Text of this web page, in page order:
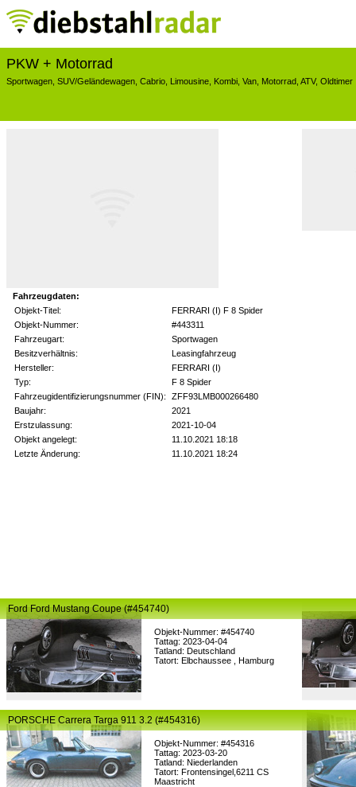
PKW + Motorrad
Sportwagen SUV/Geländewagen Cabrio Limousine Kombi Van Motorrad ATV, Oldtimer
Fahrzeugdaten:
Objekt-Titel:
FERRARI (I) F 8 Spider
Objekt-Nummer:
#443311
Fahrzeugart:
Sportwagen
Besitzverhältnis:
Leasingfahrzeug
Hersteller:
FERRARI (I)
Typ:
F 8 Spider
Fahrzeugidentifizierungsnummer (FIN):
ZFF93LMB000266480
Baujahr:
2021
Erstzulassung:
2021-10-04
Objekt angelegt:
11.10.2021 18:18
Letzte Änderung:
11.10.2021 18:24
Objekt-Nummer: #454740
Tattag: 2023-04-04
Tatland: Deutschland
Tatort: Elbchaussee , Hamburg
Ford Ford Mustang Coupe (#454740)
Objekt-Nummer: #454316
Tattag: 2023-03-20
Tatland: Niederlanden
Tatort: Frontensingel,6211 CS
Maastricht
PORSCHE Carrera Targa 911 3.2 (#454316)